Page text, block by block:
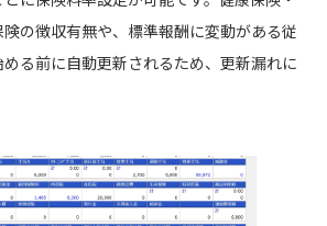
の徴収有無や、標準報酬に変動がある従
る前に自動更新されるため、更新漏れに